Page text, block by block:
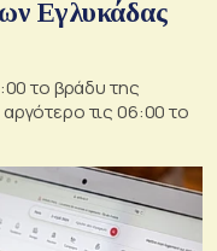
Εγλυκάδας
το βράδυ της
τις 06:00 το